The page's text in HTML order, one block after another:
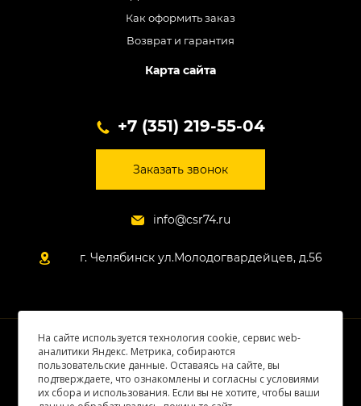
Как оформить заказ
Возврат и гарантия
Карта сайта
+7 (351) 219-55-04
Заказать звонок
info@csr74.ru
г. Челябинск ул.Молодогвардейцев, д.56
© 2026 Все права защищены
На сайте используется технология cookie, сервис web-
аналитики Яндекс. Метрика, собираются
пользовательские данные. Оставаясь на сайте, вы
подтверждаете, что ознакомлены и согласны с условиями
их сбора и использования. Если вы не хотите, чтобы ваши